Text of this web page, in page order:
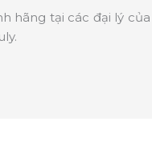
hãng tại các đại lý